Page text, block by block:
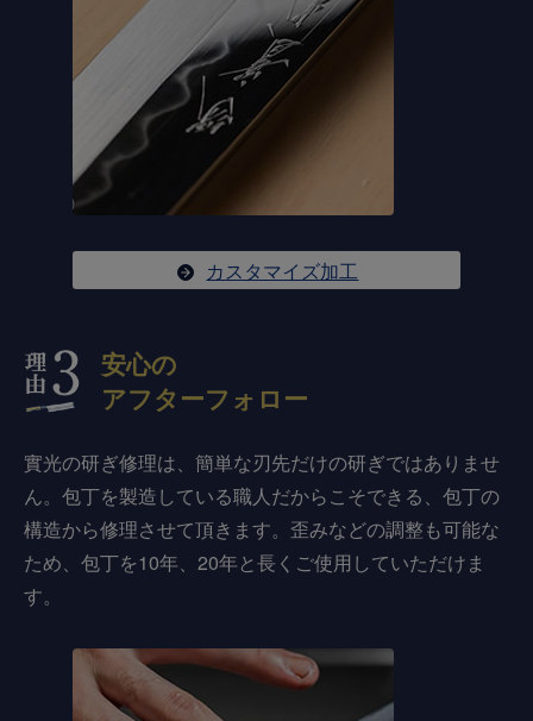
カスタマイズ加工
安心の
アフターフォロー
實光の研ぎ修理は、簡単な刃先だけの研ぎではありませ
ん。包丁を製造している職人だからこそできる、包丁の
構造から修理させて頂きます。歪みなどの調整も可能な
ため、包丁を10年、20年と長くご使用していただけま
す。